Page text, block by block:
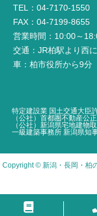
TEL：04-7170-1550
FAX：04-7199-8655
営業時間：10:00～
交通：JR柏駅より西
車：柏市役所から9分
特定建設業 国土交通大臣
（公社）首都圏不動産公
（公社）新潟県宅地建物
一級建築事務所 新潟県知
Copyright © 新潟・長岡・柏